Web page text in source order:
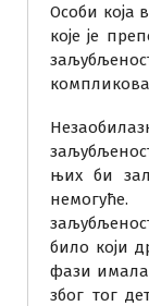
Особи која
које је
њих би
било који
фази имала
због тог